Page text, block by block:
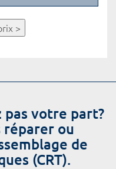
>
pas votre part?
réparer ou
de
(CRT).